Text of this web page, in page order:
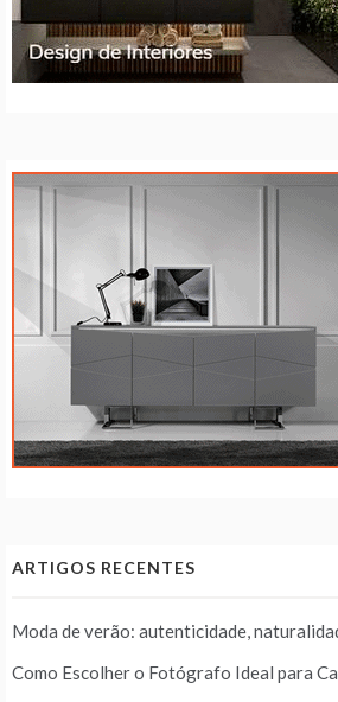
ARTIGOS RECENTES
Moda de verão: autenticidade,
Como Escolher o Fotógrafo Ideal para